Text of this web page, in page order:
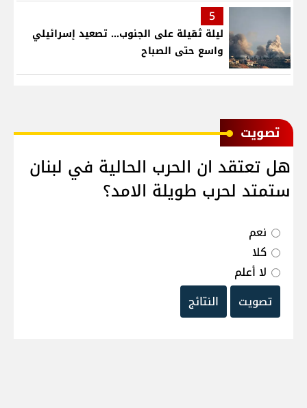
5
ليلة ثقيلة على الجنوب... تصعيد إسرائيلي
واسع حتى الصباح
ﺗﺼﻮﻳﺖ
هل تعتقد ان الحرب الحالية في لبنان
ستمتد لحرب طويلة الامد؟
نعم
كلا
لا أعلم
تصويت
النتائج